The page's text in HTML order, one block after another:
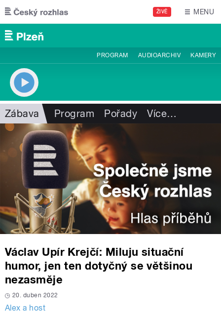
Přejít k hlavnímu obsahu
ŽIVĚ MENU
PROGRAM AUDIOARCHIV KAMERY
Zábava Program Pořady Více…
Václav Upír Krejčí: Miluju situační
humor, jen ten dotyčný se většinou
nezasměje
20. duben 2022
Alex a host